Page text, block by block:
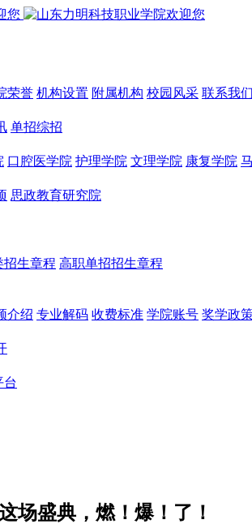
荣誉 机构设置 附属机构 校园风采 联系我们
单招综招
口腔医学院 护理学院 文理学院 康复学院
思政教育研究院
招生章程 高职单招招生章程
介绍 专业解码 收费标准 学院账号 奖学政
台
场盛典，燃！爆！了！